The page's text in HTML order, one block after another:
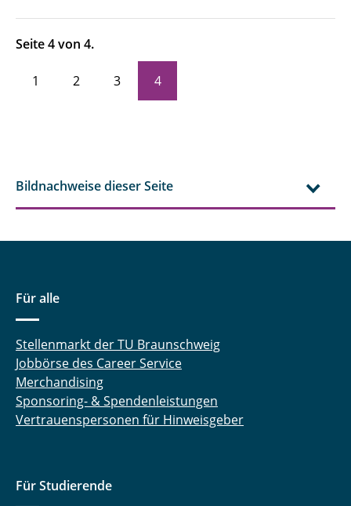
Seite 4 von 4.
1 2 3 4
Bildnachweise dieser Seite
Für alle
Stellenmarkt der TU Braunschweig
Jobbörse des Career Service
Merchandising
Sponsoring- & Spendenleistungen
Vertrauenspersonen für Hinweisgeber
Für Studierende